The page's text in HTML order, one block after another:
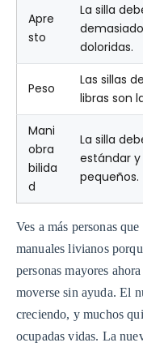
Apre
sto
La silla
doloridas.
Peso
Las sillas
libras son
Mani
obra
bilida
d
La silla
estándar
pequeños.
Ves a más personas
manuales livianos
personas mayores
moverse sin ayuda. El
creciendo, y muchos
ocupadas vidas. La